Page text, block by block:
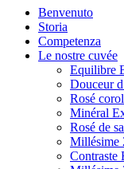
Benvenuto
Storia
Competenza
Le nostre cuvée
Equilibre
Douceur
Rosé
Minéral
Rosé de
Millésime
Contraste